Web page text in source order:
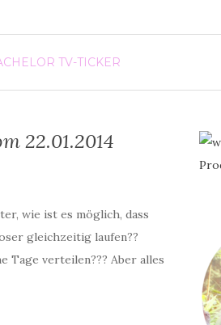
TV-TICKER
22.01.2014
wie ist es möglich, dass
gleichzeitig laufen??
Tage verteilen??? Aber alles